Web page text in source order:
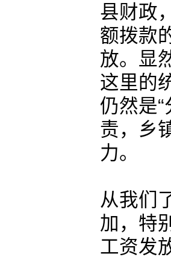
县财政
额拨款
放。显
这里的
仍然是
责，乡
力。
从我们
加，特
工资发